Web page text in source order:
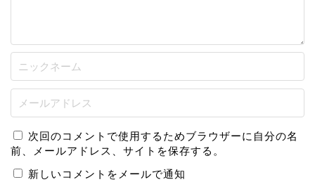
次回のコメントで使用するためブラウザーに自分の名
前、メールアドレス、サイトを保存する。
新しいコメントをメールで通知